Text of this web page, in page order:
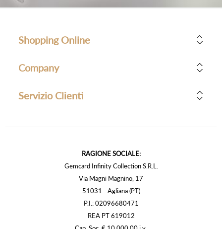
Shopping Online
Company
Servizio Clienti
RAGIONE SOCIALE:
Gemcard Infinity Collection S.R.L.
Via Magni Magnino, 17
51031 - Agliana (PT)
P.I.: 02096680471
REA PT 619012